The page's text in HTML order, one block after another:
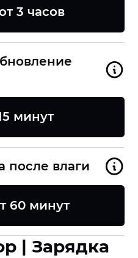
3 часов
минут
после влаги
60 минут
| Зарядка